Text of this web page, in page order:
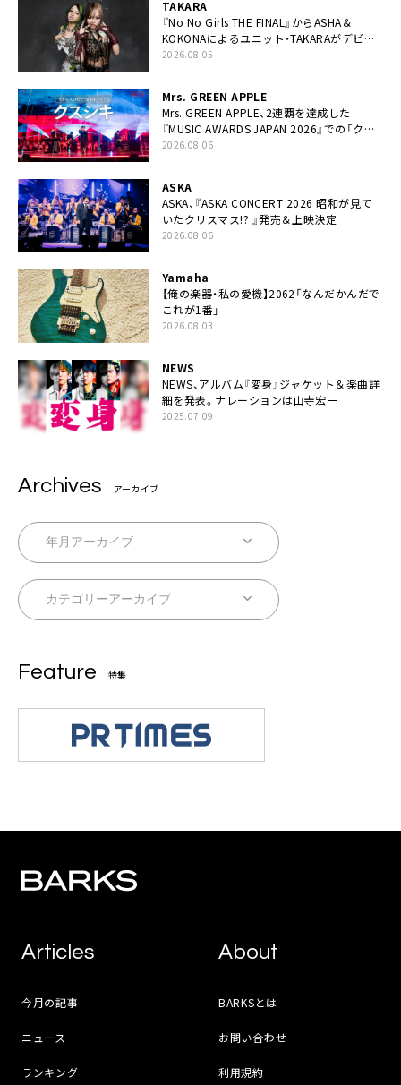
TAKARA
『No No Girls THE FINAL』からASHA＆
KOKONAによるユニット・TAKARAがデビュ
ー
2026.08.05
Mrs. GREEN APPLE
Mrs. GREEN APPLE、2連覇を達成した
『MUSIC AWARDS JAPAN 2026』での「クス
シキ」ライブパフォーマンスをYouTube公開
2026.08.06
ASKA
ASKA、『ASKA CONCERT 2026 昭和が見て
いたクリスマス!? 』発売＆上映決定
2026.08.06
Yamaha
【俺の楽器・私の愛機】2062「なんだかんだで
これが1番」
2026.08.03
NEWS
NEWS、アルバム『変身』ジャケット＆楽曲詳
細を発表。ナレーションは⼭寺宏⼀
2025.07.09
Archives アーカイブ
Feature 特集
Articles
今月の記事
ニュース
ランキング
About
BARKSとは
お問い合わせ
利用規約